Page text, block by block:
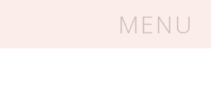
MENU
onde mulheres
Is